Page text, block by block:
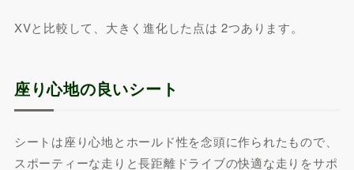
XVと比較して、大きく進化した点は 2つあります。
座り心地の良いシート
シートは座り心地とホールド性を念頭に作られたもので、
スポーティーな走りと長距離ドライブの快適な走りをサポ